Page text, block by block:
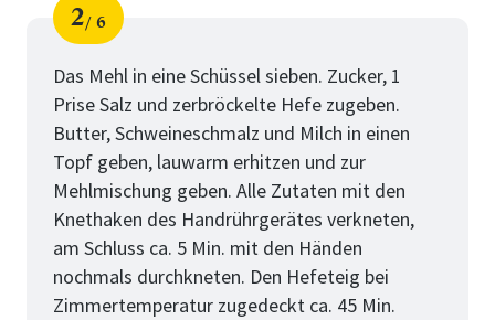
Schritt
2
von
6
Das Mehl in eine Schüssel sieben. Zucker, 1
Prise Salz und zerbröckelte Hefe zugeben.
Butter, Schweineschmalz und Milch in einen
Topf geben, lauwarm erhitzen und zur
Mehlmischung geben. Alle Zutaten mit den
Knethaken des Handrührgerätes verkneten,
am Schluss ca. 5 Min. mit den Händen
nochmals durchkneten. Den Hefeteig bei
Zimmertemperatur zugedeckt ca. 45 Min.